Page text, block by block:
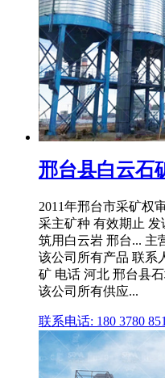
邢台县白云石
2011年邢台市采矿权
采主矿种 有效期止 发
筑用白云岩 邢台... 主
该公司所有产品 联系
矿 电话 河北 邢台县
该公司所有供应...
联系电话: 180 3780